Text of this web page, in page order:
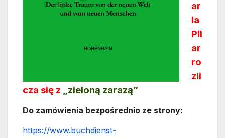
ar
ia
Pil
ar
ro
zli
cza się z „zieloną zarazą”
Do zamówienia bezpośrednio ze strony:
https://www.buchdienst-